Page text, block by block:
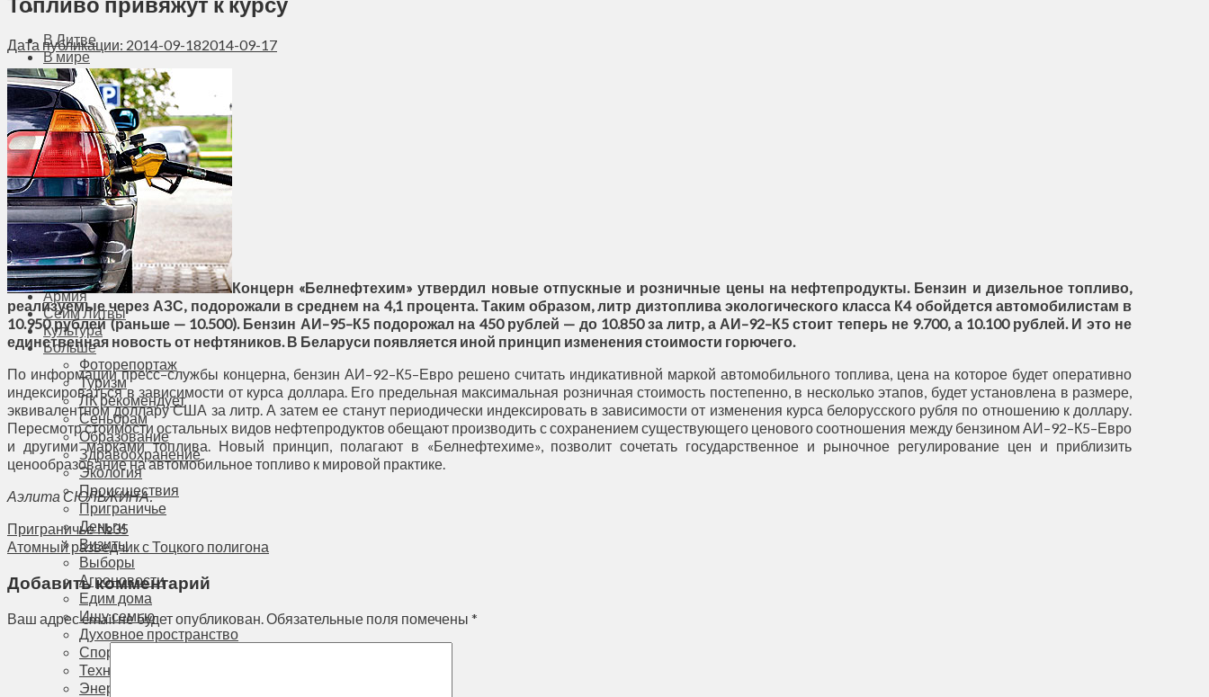
В Литве
В мире
Политика
Экономика
Бизнес
Общество
Мнения
Вильнюс
Клайпеда
Висагинас
Регионы
Соседи
Транспорт
Выбор читателей
Калейдоскоп
Армия
Сейм Литвы
Культура
Больше
Фоторепортаж
Туризм
ЛК рекомендует
Сеньорам
Образование
Здравоохранение
Экология
Происшествия
Приграничье
Деньги
Визиты
Выборы
Агроновости
Едим дома
Ищу семью
Духовное пространство
Спорт
Технологии
Энергетика
Дата публикации: 2014-09-182014-09-17
Концерн «Белнефтехим» утвердил новые отпускные и розничные цены на нефтепродукты. Бензин и дизельное топливо,
реализуемые через АЗС, подорожали в среднем на 4,1 процента. Таким образом, литр дизтоплива экологического класса К4 обойдется автомобилистам в
10.950 рублей (раньше — 10.500). Бензин АИ–95–К5 подорожал на 450 рублей — до 10.850 за литр, а АИ–92–К5 стоит теперь не 9.700, а 10.100 рублей. И это не
единственная новость от нефтяников. В Беларуси появляется иной принцип изменения стоимости горючего.
По информации пресс–службы концерна, бензин АИ–92–К5–Евро решено считать индикативной маркой автомобильного топлива, цена на которое будет оперативно
индексироваться в зависимости от курса доллара. Его предельная максимальная розничная стоимость постепенно, в несколько этапов, будет установлена в размере,
эквивалентном доллару США за литр. А затем ее станут периодически индексировать в зависимости от изменения курса белорусского рубля по отношению к доллару.
Пересмотр стоимости остальных видов нефтепродуктов обещают производить с сохранением существующего ценового соотношения между бензином АИ–92–К5–Евро
и другими марками топлива. Новый принцип, полагают в «Белнефтехиме», позволит сочетать государственное и рыночное регулирование цен и приблизить
ценообразование на автомобильное топливо к мировой практике.
Аэлита СЮЛЬЖИНА.
Приграничье №35
Атомный разведчик с Тоцкого полигона
Добавить комментарий
Ваш адрес email не будет опубликован.Обязательные поля помечены *